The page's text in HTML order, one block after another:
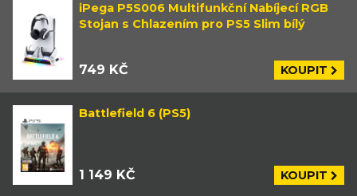
iPega P5S006 Multifunkční Nabíjecí RGB
Stojan s Chlazením pro PS5 Slim bílý
749 KČ KOUPIT
Battlefield 6 (PS5)
1 149 KČ KOUPIT